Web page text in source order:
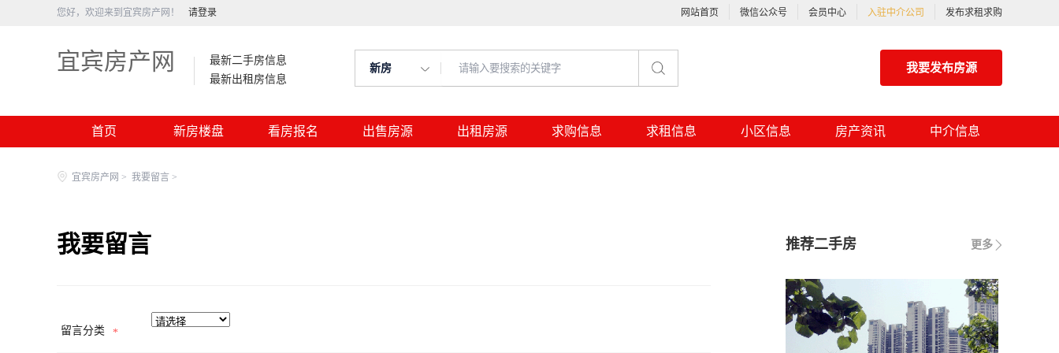
您好，欢迎来到宜宾房产网！ 请登录 网站首页 微信公众号 会员中心 入驻中介公司 发布求租求购
宜宾房产网
最新二手房信息
最新出租房信息
新房 我要发布房源
首页 新房楼盘 看房报名 出售房源 出租房源 求购信息 求租信息 小区信息 房产资讯 中介信息
宜宾房产网 > 我要留言 >
我要留言
留言分类 *
更多
推荐二手房